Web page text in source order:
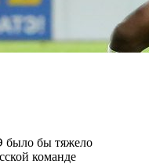
было бы тяжело
команде